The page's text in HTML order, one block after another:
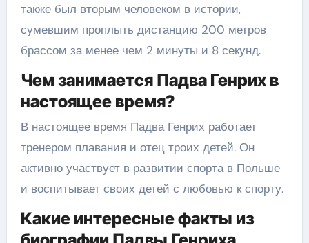
также был вторым человеком в истории,
сумевшим проплыть дистанцию 200 метров
брассом за менее чем 2 минуты и 8 секунд.
Чем занимается Падва Генрих в
настоящее время?
В настоящее время Падва Генрих работает
тренером плавания и отец троих детей. Он
активно участвует в развитии спорта в Польше
и воспитывает своих детей с любовью к спорту.
Какие интересные факты из